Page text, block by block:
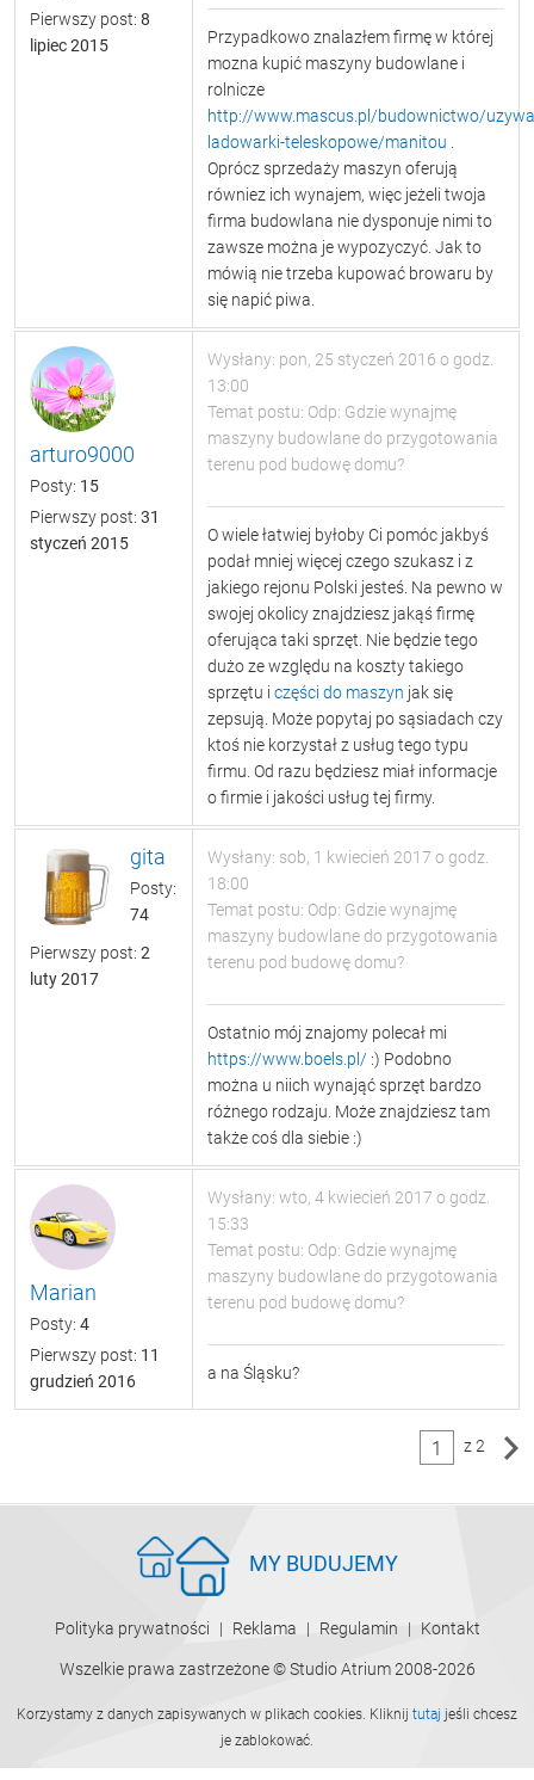
Pierwszy post: 8
lipiec 2015
Przypadkowo znalazłem firmę w której
mozna kupić maszyny budowlane i
rolnicze
http://www.mascus.pl/budownictwo/
ladowarki-teleskopowe/manitou .
Oprócz sprzedaży maszyn oferują
równiez ich wynajem, więc jeżeli twoja
firma budowlana nie dysponuje nimi to
zawsze można je wypozyczyć. Jak to
mówią nie trzeba kupować browaru by
się napić piwa.
arturo9000
Posty: 15
Pierwszy post: 31
styczeń 2015
Wysłany: pon, 25 styczeń 2016 o godz.
13:00
Temat postu: Odp: Gdzie wynajmę
maszyny budowlane do przygotowania
terenu pod budowę domu?
O wiele łatwiej byłoby Ci pomóc jakbyś
podał mniej więcej czego szukasz i z
jakiego rejonu Polski jesteś. Na pewno w
swojej okolicy znajdziesz jakąś firmę
oferująca taki sprzęt. Nie będzie tego
dużo ze względu na koszty takiego
sprzętu i części do maszyn jak się
zepsują. Może popytaj po sąsiadach czy
ktoś nie korzystał z usług tego typu
firmu. Od razu będziesz miał informacje
o firmie i jakości usług tej firmy.
gita
Posty:
74
Pierwszy post: 2
luty 2017
Wysłany: sob, 1 kwiecień 2017 o godz.
18:00
Temat postu: Odp: Gdzie wynajmę
maszyny budowlane do przygotowania
terenu pod budowę domu?
Ostatnio mój znajomy polecał mi
https://www.boels.pl/ :) Podobno
można u niich wynająć sprzęt bardzo
różnego rodzaju. Może znajdziesz tam
także coś dla siebie :)
Marian
Posty: 4
Pierwszy post: 11
grudzień 2016
Wysłany: wto, 4 kwiecień 2017 o godz.
15:33
Temat postu: Odp: Gdzie wynajmę
maszyny budowlane do przygotowania
terenu pod budowę domu?
a na Śląsku?
1 z 2
MY BUDUJEMY
Polityka prywatności Reklama Regulamin Kontakt
Wszelkie prawa zastrzeżone © Studio Atrium 2008-2026
Korzystamy z danych zapisywanych w plikach cookies. Kliknij tutaj jeśli chcesz
je zablokować.